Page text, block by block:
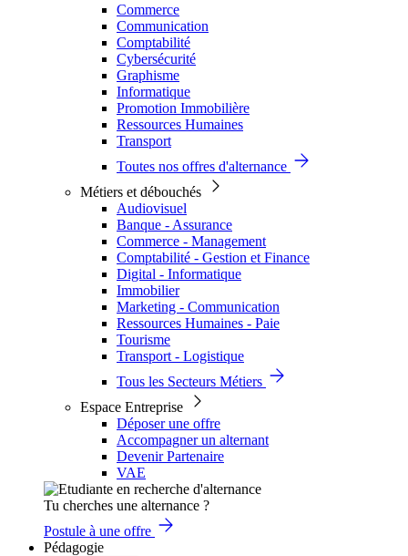
Commerce
Communication
Comptabilité
Cybersécurité
Graphisme
Informatique
Promotion Immobilière
Ressources Humaines
Transport
Toutes nos offres d'alternance
Métiers et débouchés
Audiovisuel
Banque - Assurance
Commerce - Management
Comptabilité - Gestion et Finance
Digital - Informatique
Immobilier
Marketing - Communication
Ressources Humaines - Paie
Tourisme
Transport - Logistique
Tous les Secteurs Métiers
Espace Entreprise
Déposer une offre
Accompagner un alternant
Devenir Partenaire
VAE
Tu cherches une alternance ?
Postule à une offre
Pédagogie